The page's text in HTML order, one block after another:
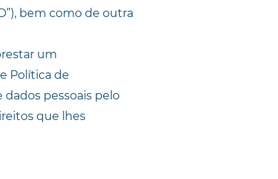
bem como de outra
um
Política de
pessoais pelo
que lhes